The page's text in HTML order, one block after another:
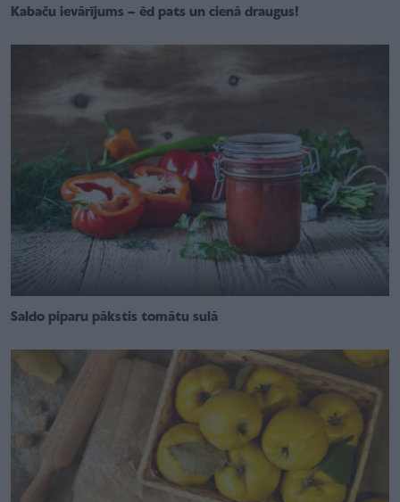
Kabaču ievārījums – ēd pats un cienā draugus!
Saldo piparu pākstis tomātu sulā